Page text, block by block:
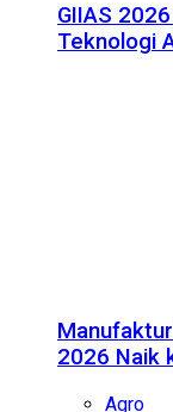
GIIAS
Teknologi
2026 Naik
Agro